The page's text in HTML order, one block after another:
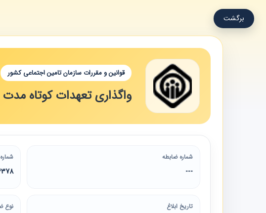
برگشت
قوانین و مقررات سازمان تامین اجتماعی کشور
واگذاری تعهدات کوتاه
شماره ضابطه
---
تاریخ ابلاغ نوع